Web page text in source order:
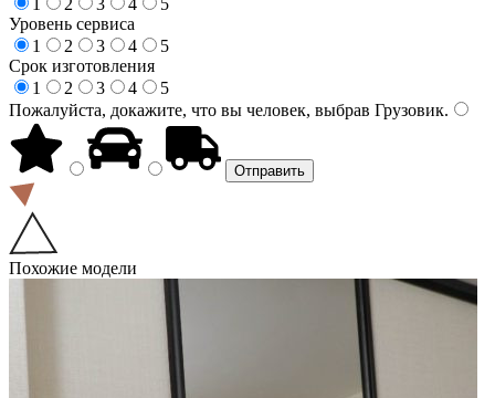
Уровень сервиса
1
2 3 4
5
Срок изготовления
1
2 3 4
5
Пожалуйста, докажите, что вы человек, выбрав Грузовик.
Похожие модели